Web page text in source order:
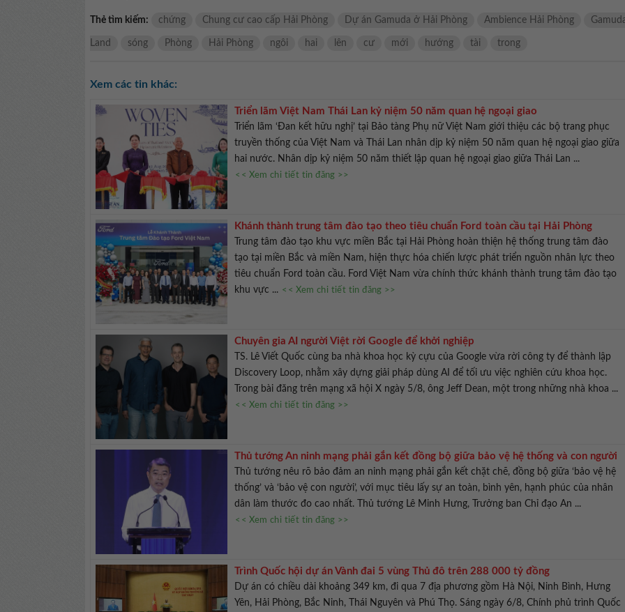
Thẻ tìm kiếm: chứng Chung cư cao cấp Hải Phòng Dự án Gamuda ở Hải Phòng Ambience Hải Phòng
Land sóng Phòng Hải Phòng ngôi hai lên cư mới hướng tài trong
Xem các tin khác:
Triển lãm Việt Nam Thái Lan kỷ niệm 50 năm quan hệ ngoại giao
Triển lãm ‘Đan kết hữu nghị’ tại Bảo tàng Phụ nữ Việt Nam giới thiệu các bộ trang phục
truyền thống của Việt Nam và Thái Lan nhân dịp kỷ niệm 50 năm quan hệ ngoại giao giữa
hai nước. Nhân dịp kỷ niệm 50 năm thiết lập quan hệ ngoại giao giữa Thái Lan ...
<< Xem chi tiết tin đăng >>
Khánh thành trung tâm đào tạo theo tiêu chuẩn Ford toàn cầu tại Hải Phòng
Trung tâm đào tạo khu vực miền Bắc tại Hải Phòng hoàn thiện hệ thống trung tâm đào
tạo tại miền Bắc và miền Nam, hiện thực hóa chiến lược phát triển nguồn nhân lực theo
tiêu chuẩn Ford toàn cầu. Ford Việt Nam vừa chính thức khánh thành trung tâm đào tạo
khu vực ... << Xem chi tiết tin đăng >>
Chuyên gia AI người Việt rời Google để khởi nghiệp
TS. Lê Viết Quốc cùng ba nhà khoa học kỳ cựu của Google vừa rời công ty để thành lập
Discovery Loop, nhằm xây dựng giải pháp dùng AI để tối ưu việc nghiên cứu khoa học.
Trong bài đăng trên mạng xã hội X ngày 5/8, ông Jeff Dean, một trong những nhà khoa ...
<< Xem chi tiết tin đăng >>
Thủ tướng An ninh mạng phải gắn kết đồng bộ giữa bảo vệ hệ thống và con người
Thủ tướng nêu rõ bảo đảm an ninh mạng phải gắn kết chặt chẽ, đồng bộ giữa ‘bảo vệ hệ
thống’ và ‘bảo vệ con người’, với mục tiêu lấy sự an toàn, bình yên, hạnh phúc của nhân
dân làm thước đo cao nhất. Thủ tướng Lê Minh Hưng, Trưởng ban Chỉ đạo An ...
<< Xem chi tiết tin đăng >>
Trình Quốc hội dự án Vành đai 5 vùng Thủ đô trên 288 000 tỷ đồng
Dự án có chiều dài khoảng 349 km, đi qua 7 địa phương gồm Hà Nội, Ninh Bình, Hưng
Yên, Hải Phòng, Bắc Ninh, Thái Nguyên và Phú Thọ. Sáng ngày 6/8, Chính phủ trình Quốc